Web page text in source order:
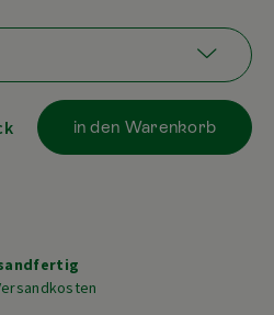
in den Warenkorb